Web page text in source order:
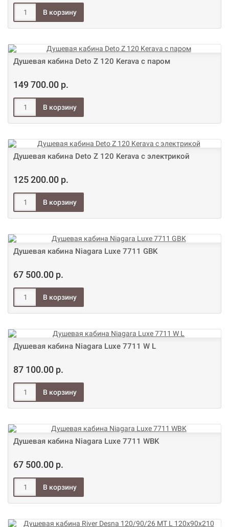
Душевая кабина Deto Z 120 Kerava с паром
149 700.00 р.
Душевая кабина Deto Z 120 Kerava с электрикой
125 200.00 р.
Душевая кабина Niagara Luxe 7711 GBK
67 500.00 р.
Душевая кабина Niagara Luxe 7711 W L
87 100.00 р.
Душевая кабина Niagara Luxe 7711 WBK
67 500.00 р.